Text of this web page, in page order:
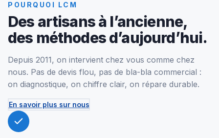
POURQUOI LCM
Des artisans à l’ancienne,
des méthodes d’aujourd’hui.
Depuis 2011, on intervient chez vous comme chez
nous. Pas de devis flou, pas de bla-bla commercial :
on diagnostique, on chiffre clair, on répare durable.
En savoir plus sur nous